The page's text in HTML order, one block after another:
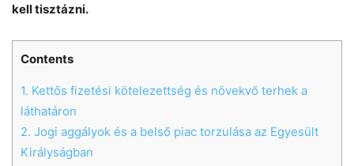
kell tisztázni.
Contents
1. Kettős fizetési kötelezettség és növekvő terhek a
láthatáron
2. Jogi aggályok és a belső piac torzulása az Egyesült
Királyságban